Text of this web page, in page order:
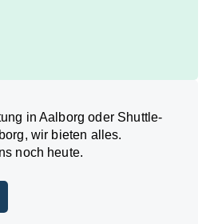
in Aalborg oder Shuttle-
wir bieten alles.
noch heute.